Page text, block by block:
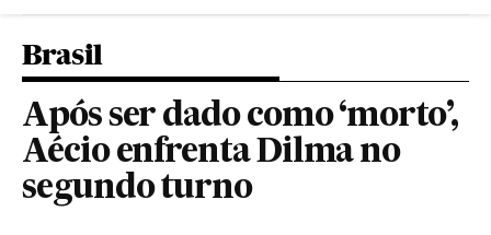
Brasil
Após ser dado como ‘morto’,
Aécio enfrenta Dilma no
segundo turno